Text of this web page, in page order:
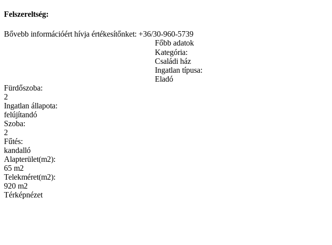
Felszereltség:
Bővebb információért hívja értékesítőnket: +36/30-960-5739
Főbb adatok
Kategória:
Családi ház
Ingatlan típusa:
Eladó
Fürdőszoba:
2
Ingatlan állapota:
felújítandó
Szoba:
2
Fűtés:
kandalló
Alapterület(m2):
65 m2
Telekméret(m2):
920 m2
Térképnézet